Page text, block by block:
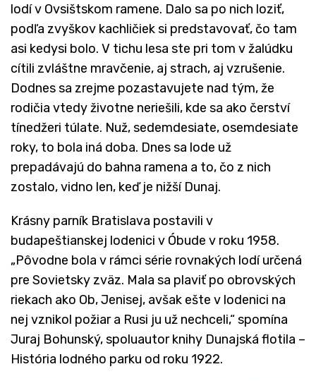
lodí v Ovsištskom ramene. Dalo sa po nich loziť,
podľa zvyškov kachličiek si predstavovať, čo tam
asi kedysi bolo. V tichu lesa ste pri tom v žalúdku
cítili zvláštne mravčenie, aj strach, aj vzrušenie.
Dodnes sa zrejme pozastavujete nad tým, že
rodičia vtedy životne neriešili, kde sa ako čerství
tínedžeri túlate. Nuž, sedemdesiate, osemdesiate
roky, to bola iná doba. Dnes sa lode už
prepadávajú do bahna ramena a to, čo z nich
zostalo, vidno len, keď je nižší Dunaj.
Krásny parník Bratislava postavili v
budapeštianskej lodenici v Óbude v roku 1958.
„Pôvodne bola v rámci série rovnakých lodí určená
pre Sovietsky zväz. Mala sa plaviť po obrovských
riekach ako Ob, Jenisej, avšak ešte v lodenici na
nej vznikol požiar a Rusi ju už nechceli,“ spomína
Juraj Bohunský, spoluautor knihy Dunajská flotila –
História lodného parku od roku 1922.